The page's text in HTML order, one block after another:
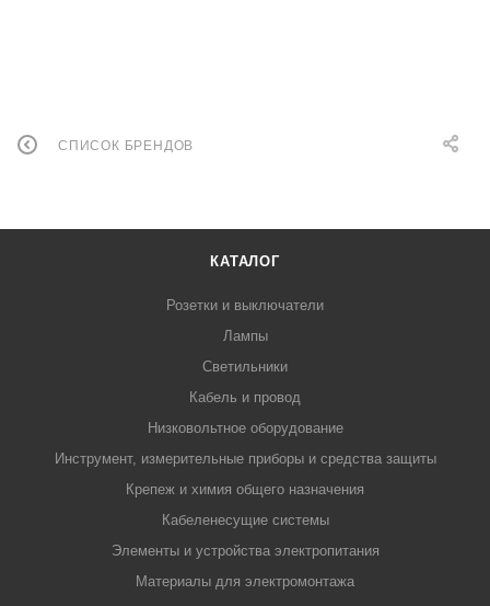
СПИСОК БРЕНДОВ
КАТАЛОГ
Розетки и выключатели
Лампы
Светильники
Кабель и провод
Низковольтное оборудование
Инструмент, измерительные приборы и средства защиты
Крепеж и химия общего назначения
Кабеленесущие системы
Элементы и устройства электропитания
Материалы для электромонтажа